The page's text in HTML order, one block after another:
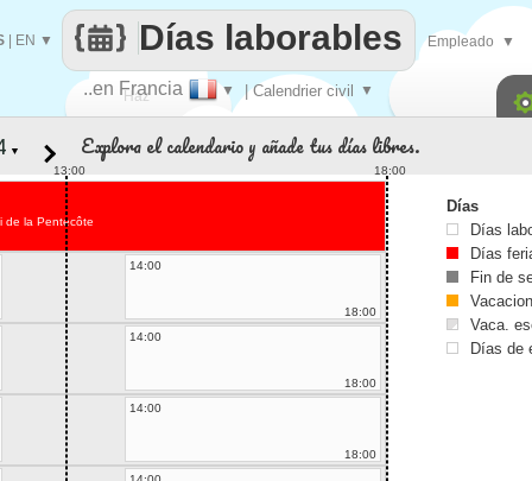
Haz
..en Francia ▼ | Calendrier civil ▼
Días laborables
EN ▼ Empleado ▼
▼ Explora el calendario y añade tus días libres.
13:00 18:00
de la Pentecôte
14:00
18:00
14:00
18:00
14:00
18:00
Días
Días
Días
Fin de
Vaca.
Días de